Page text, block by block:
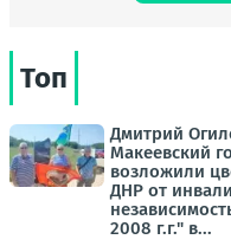
Топ
Дмитрий
Макеевский
возложили
ДНР от
2008 г.г." в...